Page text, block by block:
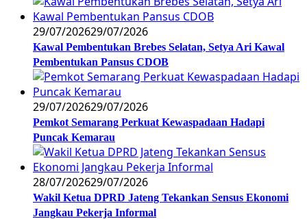
29/07/202629/07/2026
Kawal Pembentukan Brebes Selatan, Setya Ari Kawal
Pembentukan Pansus CDOB
29/07/202629/07/2026
Pemkot Semarang Perkuat Kewaspadaan Hadapi
Puncak Kemarau
28/07/202629/07/2026
Wakil Ketua DPRD Jateng Tekankan Sensus Ekonomi
Jangkau Pekerja Informal